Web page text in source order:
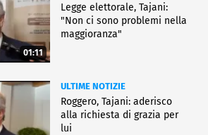
01:11
Legge elettorale, Tajani:
"Non ci sono problemi nella
maggioranza"
ULTIME NOTIZIE
Roggero, Tajani: aderisco
alla richiesta di grazia per
lui